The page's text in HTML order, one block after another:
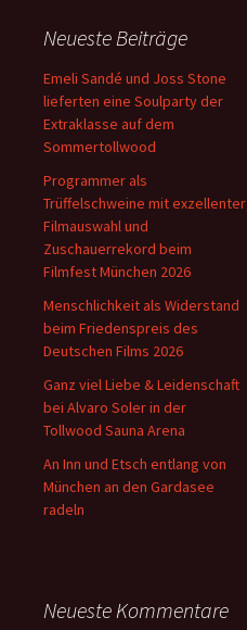
Neueste Beiträge
Emeli Sandé und Joss Stone
lieferten eine Soulparty der
Extraklasse auf dem
Sommertollwood
Programmer als
Trüffelschweine mit exzellenter
Filmauswahl und
Zuschauerrekord beim
Filmfest München 2026
Menschlichkeit als Widerstand
beim Friedenspreis des
Deutschen Films 2026
Ganz viel Liebe & Leidenschaft
bei Alvaro Soler in der
Tollwood Sauna Arena
An Inn und Etsch entlang von
München an den Gardasee
radeln
Neueste Kommentare